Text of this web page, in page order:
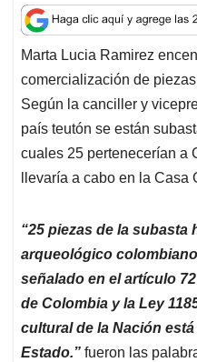
a
t
s
A
p
p
c
e
b
o
o
k
n
k
e
d
I
n
a
i
l
r
d
s
Marta Lucia Ramirez
comercialización de
Según la canciller y
país teutón se están
cuales 25 pertenecerían a
llevaría a cabo en la
“25 piezas de la
arqueológico
señalado en el artículo
de Colombia y la Ley
cultural de la Nación
Estado.” fueron las